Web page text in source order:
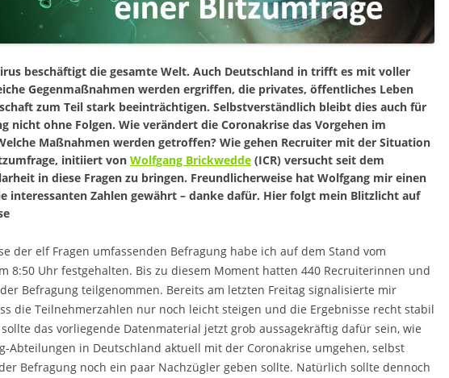
beschäftigt die gesamte Welt. Auch Deutschland in trifft es mit voller
Gegenmaßnahmen werden ergriffen, die privates, öffentliches Leben
zum Teil stark beeinträchtigen. Selbstverständlich bleibt dies auch für
nicht ohne Folgen. Wie verändert die Coronakrise das Vorgehen im
Maßnahmen werden getroffen? Wie gehen Recruiter mit der Situation
initiiert von Wolfgang Brickwedde (ICR) versucht seit dem
in diese Fragen zu bringen. Freundlicherweise hat Wolfgang mir einen
interessanten Zahlen gewährt – danke dafür. Hier folgt mein Blitzlicht auf
der elf Fragen umfassenden Befragung habe ich auf dem Stand vom
8:50 Uhr festgehalten. Bis zu diesem Moment hatten 440 Recruiterinnen und
Befragung teilgenommen. Bereits am letzten Freitag signalisierte mir
die Teilnehmerzahlen nur noch leicht steigen und die Ergebnisse recht stabil
das vorliegende Datenmaterial jetzt grob aussagekräftig dafür sein, wie
Abteilungen in Deutschland aktuell mit der Coronakrise umgehen, selbst
Befragung noch ein paar Nachzügler geben sollte. Natürlich sollte dennoch